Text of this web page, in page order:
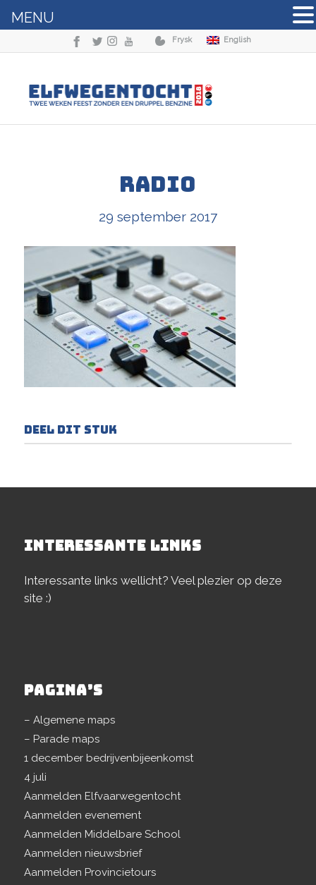
Frysk English
radio
29 september 2017
Deel dit stuk
INTERESSANTE LINKS
Interessante links wellicht? Veel plezier op deze
site :)
PAGINA’S
– Algemene maps
– Parade maps
1 december bedrijvenbijeenkomst
4 juli
Aanmelden Elfvaarwegentocht
Aanmelden evenement
Aanmelden Middelbare School
Aanmelden nieuwsbrief
Aanmelden Provincietours
MENU